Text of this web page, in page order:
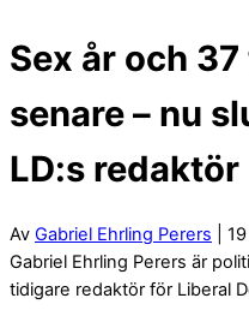
Sex år och
senare – nu
LD:s redaktör
Av Gabriel Ehrling Perers |
Gabriel Ehrling Perers är
tidigare redaktör för Liberal